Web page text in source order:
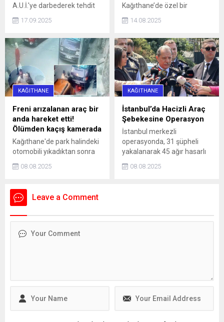
A.U.İ.'ye darbederek tehdit
bir aracın çarpmasına neden
yaşındaki E.S. gözaltına
alındı. Şüpheliler, adliyeye
sevk edilerek tutuklandı.
17.09.2025
Kağıthane’de özel bir
olarak görev yapan doktor
yaşadığı rezidanstaki
dairenin yatak odasında ölü
bulundu. Bir dönem Kadın
Basketbol Milli Takımının
doktorluğunu yaptığı da
öğrenilen Bağdigen’in
ölümüne ilişkin soruşturma
başlatıldı. Bağdigen'in
ölmeden önce, "Daha önce
intihar edecektim. Farklı
sebeplerden dolayı
intiharımı erteledim" yazılı
intihar...
14.08.2025
KAĞITHANE
Freni arızalanan araç bir
anda hareket etti!
Ölümden kaçış kamerada
Kağıthane'de park halindeki
otomobili yıkadıktan sonra
iki kuzen Erkan Bekar (41)
ile Serkan Bekar (41)
sohbet etmeye başladı. Bu
sırada park halinde bulunan
aşağı inmeye başlayan aracı
08.08.2025
KAĞITHANE
İstanbul’da Hacizli Araç
Şebekesine Operasyon
İstanbul merkezli
operasyonda, 31 şüpheli
yakalanarak 45 ağır hasarlı
araç ele geçirildi.
08.08.2025
Leave a Comment